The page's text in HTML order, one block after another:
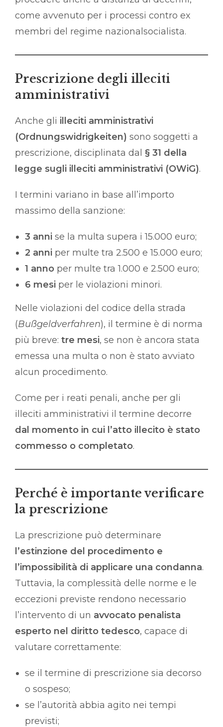
come avvenuto per i processi contro ex
membri del regime nazionalsocialista.
Prescrizione degli illeciti
amministrativi
Anche gli illeciti amministrativi
(Ordnungswidrigkeiten) sono soggetti a
prescrizione, disciplinata dal § 31 della
legge sugli illeciti amministrativi (OWiG).
I termini variano in base all’importo
massimo della sanzione:
3 anni se la multa supera i 15.000 euro;
2 anni per multe tra 2.500 e 15.000 euro;
1 anno per multe tra 1.000 e 2.500 euro;
6 mesi per le violazioni minori.
Nelle violazioni del codice della strada
(Bußgeldverfahren), il termine è di norma
più breve: tre mesi, se non è ancora stata
emessa una multa o non è stato avviato
alcun procedimento.
Come per i reati penali, anche per gli
illeciti amministrativi il termine decorre
dal momento in cui l’atto illecito è stato
commesso o completato.
Perché è importante verificare
la prescrizione
La prescrizione può determinare
l’estinzione del procedimento e
l’impossibilità di applicare una condanna.
Tuttavia, la complessità delle norme e le
eccezioni previste rendono necessario
l’intervento di un avvocato penalista
esperto nel diritto tedesco, capace di
valutare correttamente:
se il termine di prescrizione sia decorso
o sospeso;
se l’autorità abbia agito nei tempi
previsti;